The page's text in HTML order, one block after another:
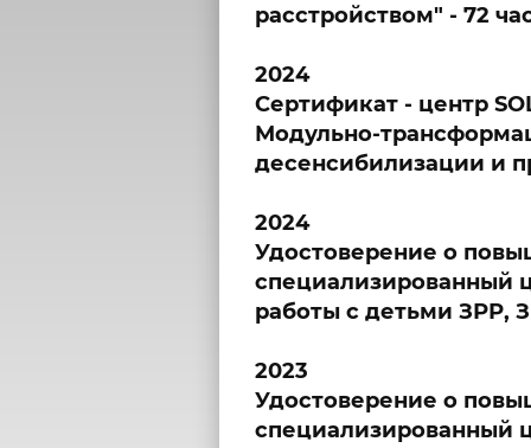
расстройством" - 72
2024
Сертификат - центр
Модульно-
десенсибилизации и
2024
Удостоверение о
специализированный
работы с детьми ЗРР,
2023
Удостоверение о
специализированный